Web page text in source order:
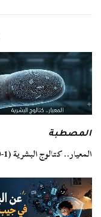
المصطبة
المعيار.. كتالوج البشرية (1-10)